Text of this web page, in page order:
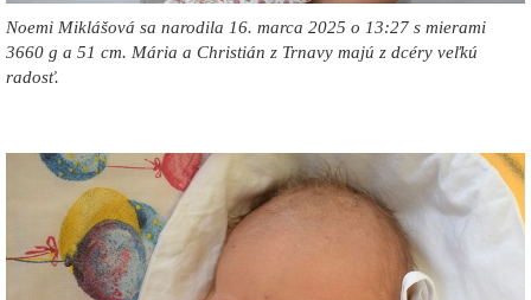
Noemi Miklášová sa narodila 16. marca 2025 o 13:27 s mierami
3660 g a 51 cm. Mária a Christián z Trnavy majú z dcéry veľkú
radosť.